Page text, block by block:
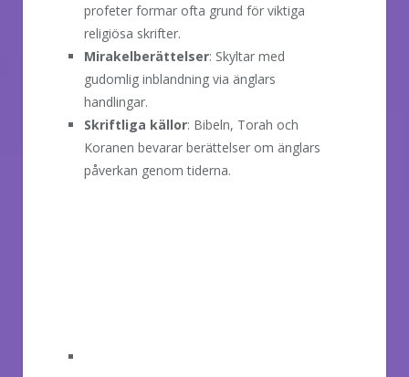
profeter formar ofta grund för viktiga
religiösa skrifter.
Mirakelberättelser: Skyltar med
gudomlig inblandning via änglars
handlingar.
Skriftliga källor: Bibeln, Torah och
Koranen bevarar berättelser om änglars
påverkan genom tiderna.